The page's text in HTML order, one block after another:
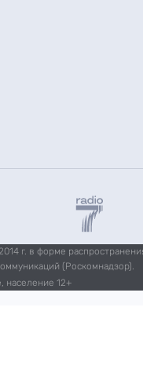
г. в форме
(Роскомнадзор).
население 12+